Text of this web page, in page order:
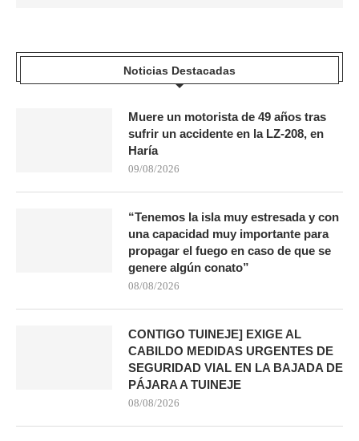
Noticias Destacadas
Muere un motorista de 49 años tras
sufrir un accidente en la LZ-208, en
Haría
09/08/2026
“Tenemos la isla muy estresada y con
una capacidad muy importante para
propagar el fuego en caso de que se
genere algún conato”
08/08/2026
CONTIGO TUINEJE] EXIGE AL
CABILDO MEDIDAS URGENTES DE
SEGURIDAD VIAL EN LA BAJADA DE
PÁJARA A TUINEJE
08/08/2026